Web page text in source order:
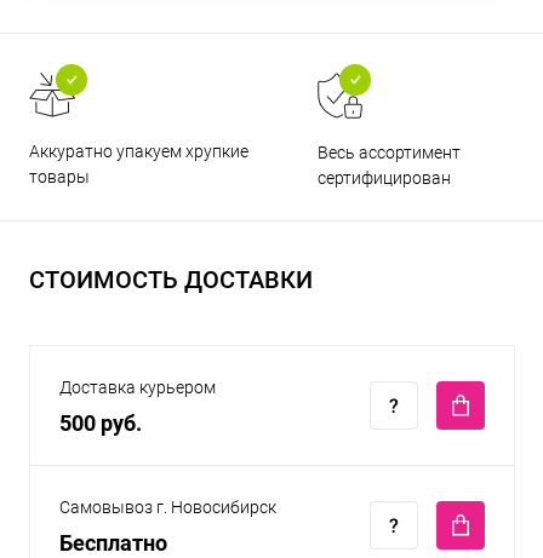
Аккуратно упакуем хрупкие
товары
Весь ассортимент
сертифицирован
СТОИМОСТЬ ДОСТАВКИ
Доставка курьером
500 руб.
Самовывоз г. Новосибирск
Бесплатно